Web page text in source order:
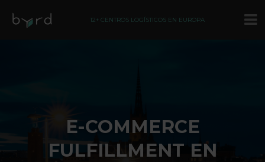
12+ CENTROS LOGÍSTICOS EN EUROPA
E-COMMERCE
FULFILLMENT EN